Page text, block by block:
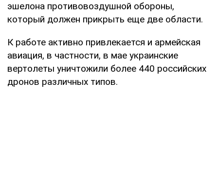
эшелона противовоздушной обороны,
который должен прикрыть еще две области.
К работе активно привлекается и армейская
авиация, в частности, в мае украинские
вертолеты уничтожили более 440 российских
дронов различных типов.